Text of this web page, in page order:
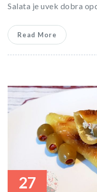
Salata je uvek dobra
Read More
27